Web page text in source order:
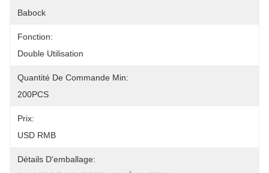
Babock
Fonction:
Double Utilisation
Quantité De Commande Min:
200PCS
Prix:
USD RMB
Détails D'emballage: